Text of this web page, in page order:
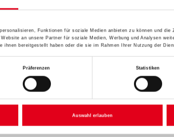
Funktionen für soziale Medien anbieten zu können und
an unsere Partner für soziale Medien, Werbung und Analysen
ihnen bereitgestellt haben oder die sie im Rahmen Ihrer Nutzung der
Präferenzen Statistiken
Auswahl erlauben
Gebinde